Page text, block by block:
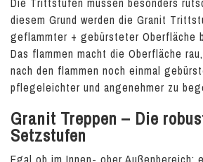
Die Trittstufen müssen besonders
diesem Grund werden die Granit
geflammter + gebürsteter Oberfläche
Das flammen macht die Oberfläche
nach den flammen noch einmal
pflegeleichter und angenehmer zu
Granit Treppen – Die
Setzstufen